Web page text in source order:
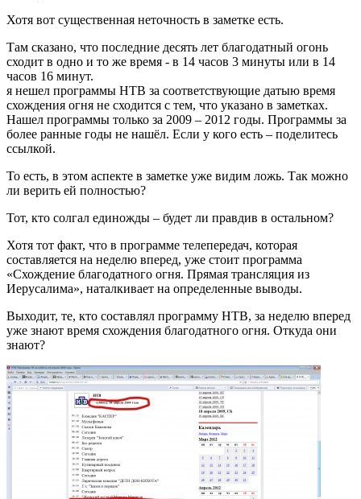
Хотя вот существенная неточность в заметке есть.
Там сказано, что последние десять лет благодатный огонь
сходит в одно и то же время - в 14 часов 3 минуты или в 14
часов 16 минут.
я нешел программы НТВ за соответствующие датыю время
схождения огня не сходится с тем, что указано в заметках.
Нашел программы только за 2009 – 2012 годы. Программы за
более ранные годы не нашёл. Если у кого есть – поделитесь
ссылкой.
То есть, в этом аспекте в заметке уже видим ложь. Так можно
ли верить ей полностью?
Тот, кто солгал единожды – будет ли правдив в остальном?
Хотя тот факт, что в программе телепередач, которая
составляется на неделю вперед, уже стоит программа
«Схождение благодатного огня. Прямая трансляция из
Иерусалима», наталкивает на определенные выводы.
Выходит, те, кто составлял программу НТВ, за неделю вперед
уже знают время схождения благодатного огня. Откуда они
знают?